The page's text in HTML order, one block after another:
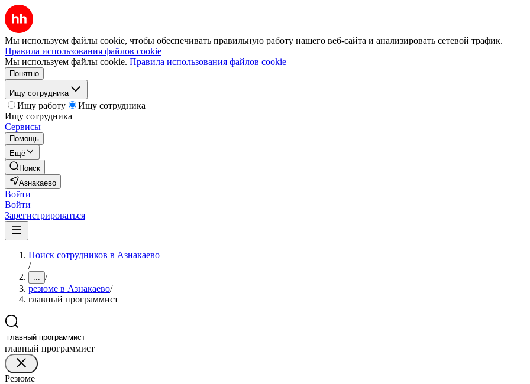
Мы используем файлы cookie, чтобы обеспечивать правильную работу нашего веб-сайта и анализировать сетевой трафик.
Правила использования файлов cookie
Мы используем файлы cookie. Правила использования файлов cookie
Понятно
Ищу сотрудника
Ищу работу
Ищу сотрудника
Ищу сотрудника
Сервисы
Помощь
Ещё
Поиск
Азнакаево
Войти
Войти
Зарегистрироваться
Поиск сотрудников в Азнакаево
/
... /
резюме в Азнакаево/
главный программист
главный программист
Резюме